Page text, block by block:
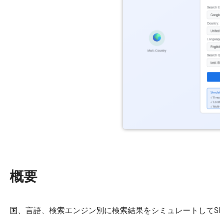
概要
国、言語、検索エンジン別に検索結果をシミュレートして